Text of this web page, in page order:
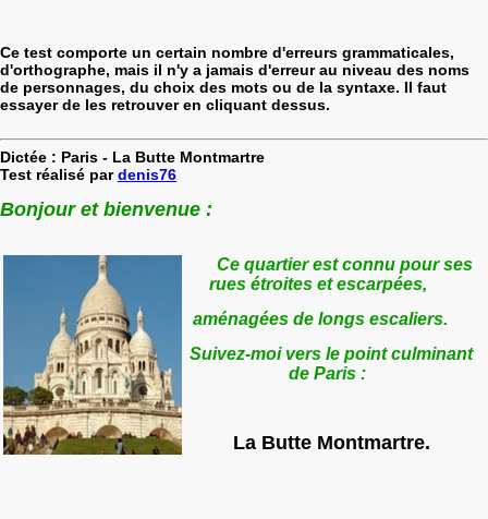
Ce test comporte un certain nombre d'erreurs grammaticales,
d'orthographe, mais il n'y a jamais d'erreur au niveau des noms
de personnages, du choix des mots ou de la syntaxe. Il faut
essayer de les retrouver en cliquant dessus.
Dictée : Paris - La Butte Montmartre
Test réalisé pardenis76
Bonjour et bienvenue :
Ce quartier est connu pour ses
rues étroites et escarpées,
aménagées de longs escaliers.
Suivez-moi vers le point culminant
de Paris :
La Butte Montmartre.